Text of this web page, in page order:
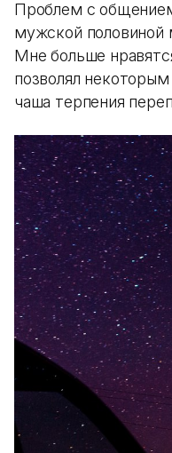
Проблем с
мужской
Мне больше
позволял
чаша терпения